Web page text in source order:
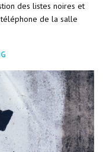
des listes noires et
de la salle